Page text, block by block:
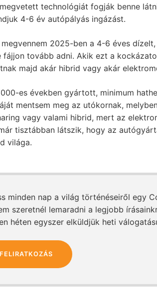
technológiát fogják benne
4-6 év autópályás ingázást.
2025-ben a 4-6 éves
fájjon tovább adni. Akik ezt a
majd akár hibrid vagy akár
es években gyártott, minimum
mentsem meg az utókornak,
vagy valami hibrid, mert az
tisztábban látszik, hogy az
világa.
minden nap a világ történéseiről egy
szeretnél lemaradni a legjobb
héten egyszer elküldjük heti
FELIRATKOZÁS